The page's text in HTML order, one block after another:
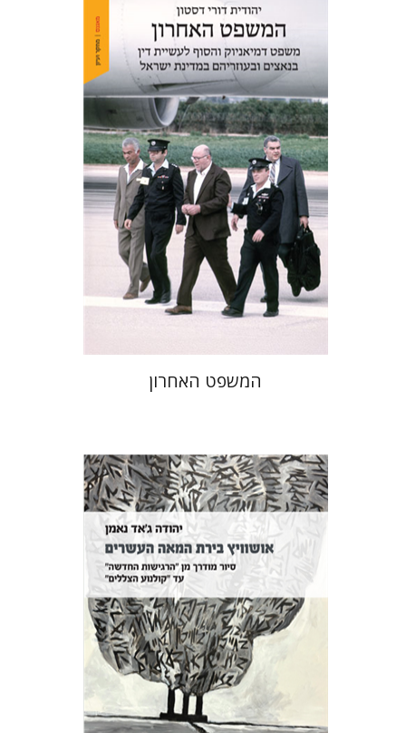
יהודית דורי דסטון
הנחת אתר ספר מודפס
$46
$41
המשפט האחרון
יהודה ג'אד נאמן